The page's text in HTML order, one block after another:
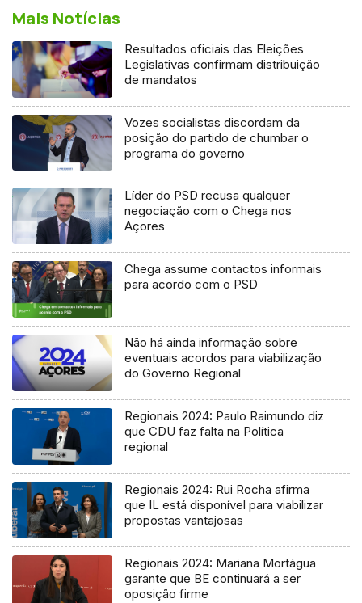
Mais Notícias
Resultados oficiais das Eleições
Legislativas confirmam distribuição
de mandatos
Vozes socialistas discordam da
posição do partido de chumbar o
programa do governo
Líder do PSD recusa qualquer
negociação com o Chega nos
Açores
Chega assume contactos informais
para acordo com o PSD
Não há ainda informação sobre
eventuais acordos para viabilização
do Governo Regional
Regionais 2024: Paulo Raimundo diz
que CDU faz falta na Política
regional
Regionais 2024: Rui Rocha afirma
que IL está disponível para viabilizar
propostas vantajosas
Regionais 2024: Mariana Mortágua
garante que BE continuará a ser
oposição firme